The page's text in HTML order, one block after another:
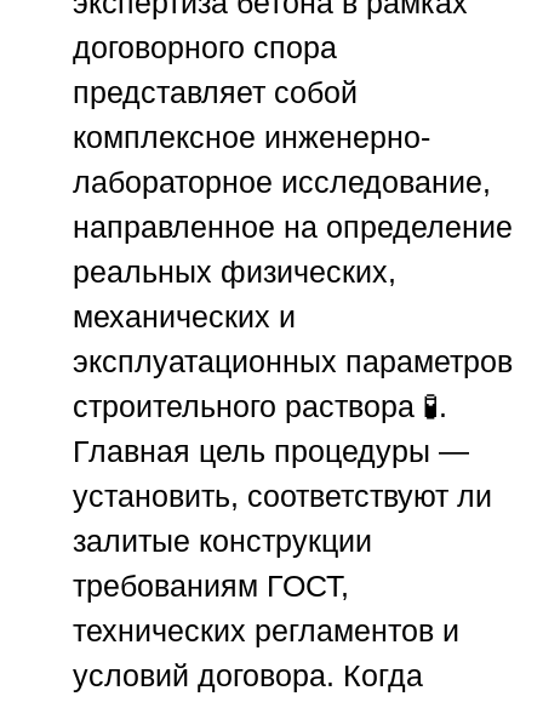
договорного спора
представляет собой
комплексное инженерно-
лабораторное исследование,
направленное на определение
реальных физических,
механических и
эксплуатационных параметров
строительного раствора 🧪.
Главная цель процедуры —
установить, соответствуют ли
залитые конструкции
требованиям ГОСТ,
технических регламентов и
условий договора. Когда